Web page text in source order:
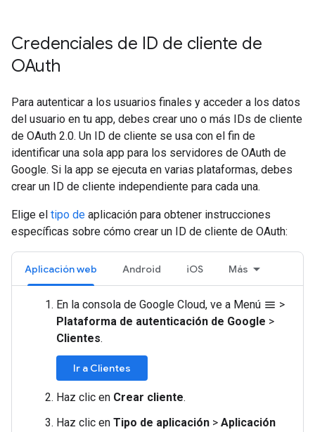
Credenciales de ID de cliente de
OAuth
Para autenticar a los usuarios finales y acceder a los datos
del usuario en tu app, debes crear uno o más IDs de cliente
de OAuth 2.0. Un ID de cliente se usa con el fin de
identificar una sola app para los servidores de OAuth de
Google. Si la app se ejecuta en varias plataformas, debes
crear un ID de cliente independiente para cada una.
Elige el tipo de aplicación para obtener instrucciones
específicas sobre cómo crear un ID de cliente de OAuth:
Aplicación web Android iOS Más
En la consola de Google Cloud, ve a Menú menu >
Plataforma de autenticación de Google >
Clientes.
Ir a Clientes
Haz clic en Crear cliente.
Haz clic en Tipo de aplicación > Aplicación